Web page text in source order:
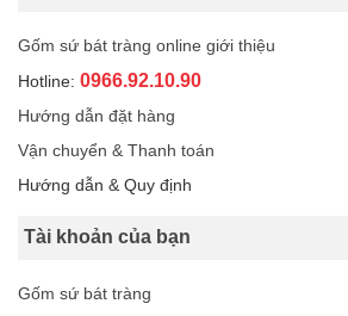
Gốm sứ bát tràng online giới thiệu
Hotline: 0966.92.10.90
Hướng dẫn đặt hàng
Vận chuyển & Thanh toán
Hướng dẫn & Quy định
Tài khoản của bạn
Gốm sứ bát tràng